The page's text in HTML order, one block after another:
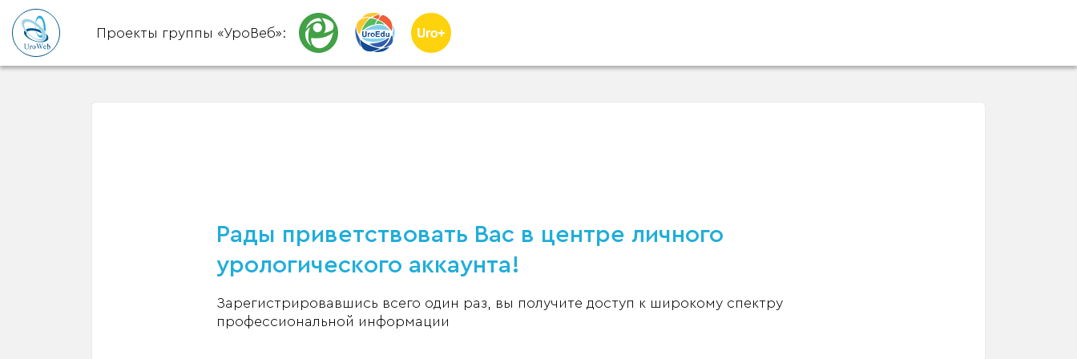
Проекты группы «УроВеб»:
Рады приветствовать Вас в центре личного
урологического аккаунта!
Зарегистрировавшись всего один раз, вы получите доступ к широкому спектру
профессиональной информации